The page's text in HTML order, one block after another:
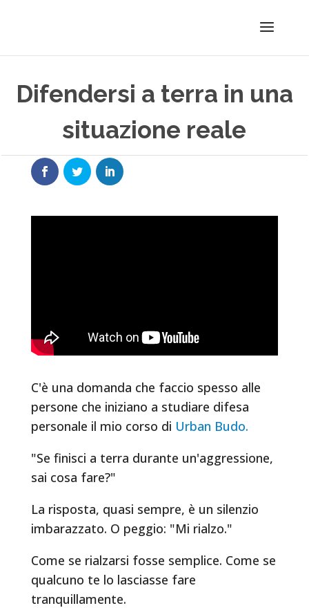
Difendersi a terra in una
situazione reale
C'è una domanda che faccio spesso alle
persone che iniziano a studiare difesa
personale il mio corso di Urban Budo.
"Se finisci a terra durante un'aggressione,
sai cosa fare?"
La risposta, quasi sempre, è un silenzio
imbarazzato. O peggio: "Mi rialzo."
Come se rialzarsi fosse semplice. Come se
qualcuno te lo lasciasse fare
tranquillamente.